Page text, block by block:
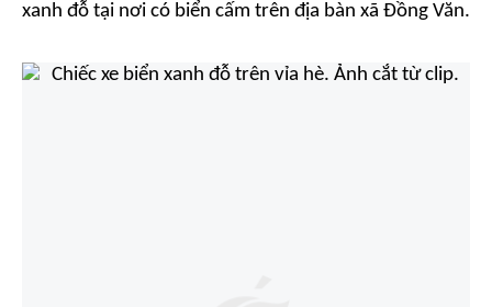
xanh đỗ tại nơi có biển cấm trên địa bàn xã Đồng Văn.